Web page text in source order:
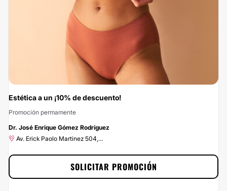
-10%
Estética a un ¡10% de descuento!
Promoción permamente
Dr. José Enrique Gómez Rodríguez
Av. Erick Paolo Martinez 504,...
SOLICITAR PROMOCIÓN